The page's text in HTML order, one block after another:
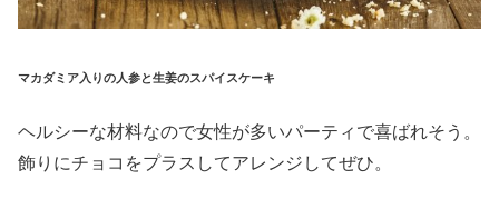
マカダミア入りの人参と生姜のスパイスケーキ
ヘルシーな材料なので女性が多いパーティで喜ばれそう。
飾りにチョコをプラスしてアレンジしてぜひ。